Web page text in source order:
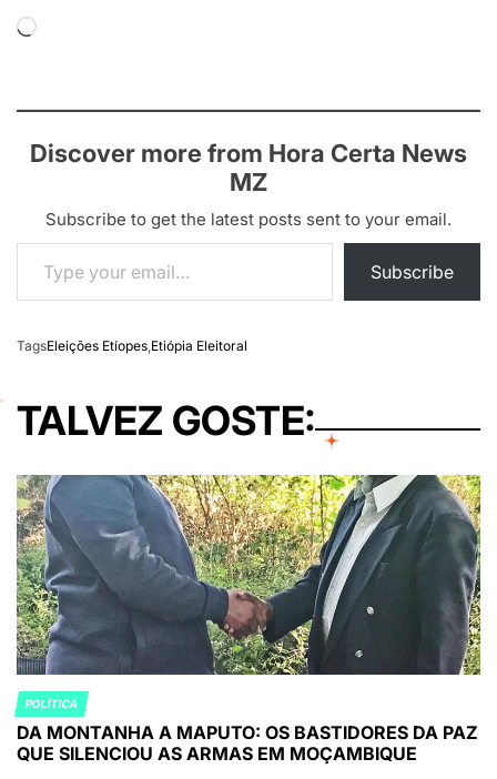
Loading…
Discover more from Hora Certa News
MZ
Subscribe to get the latest posts sent to your email.
Type your email…
Subscribe
TagsEleições Etíopes Etiópia Eleitoral
TALVEZ GOSTE:
POSTED
IN
POLÍTICA
DA MONTANHA A MAPUTO: OS BASTIDORES DA PAZ
QUE SILENCIOU AS ARMAS EM MOÇAMBIQUE